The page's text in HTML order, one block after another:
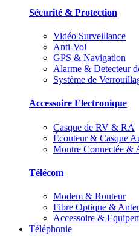
Sécurité & Protection
Vidéo Surveillance
Anti-Vol
GPS & Navigation
Alarme & Detecteur
Système de
Accessoire Electronique
Casque de RV & RA
Écouteur & Casque
Montre Connectée &
Télécom
Modem & Routeur
Fibre Optique &
Accessoire &
Téléphonie